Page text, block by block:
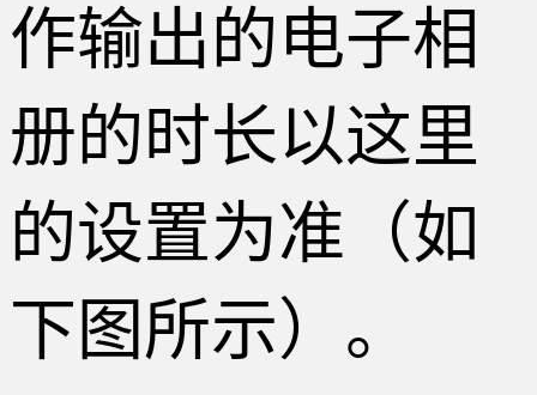
作输出的电子相
册的时长以这里
的设置为准（如
下图所示）。